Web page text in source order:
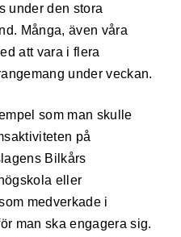
under den stora
Många, även våra
att vara i flera
under veckan.
som man skulle
på
Bilkårs
eller
medverkade i
man ska engagera sig.